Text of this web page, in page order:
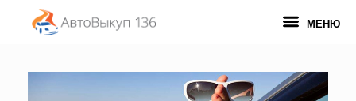
содержанию
МЕНЮ